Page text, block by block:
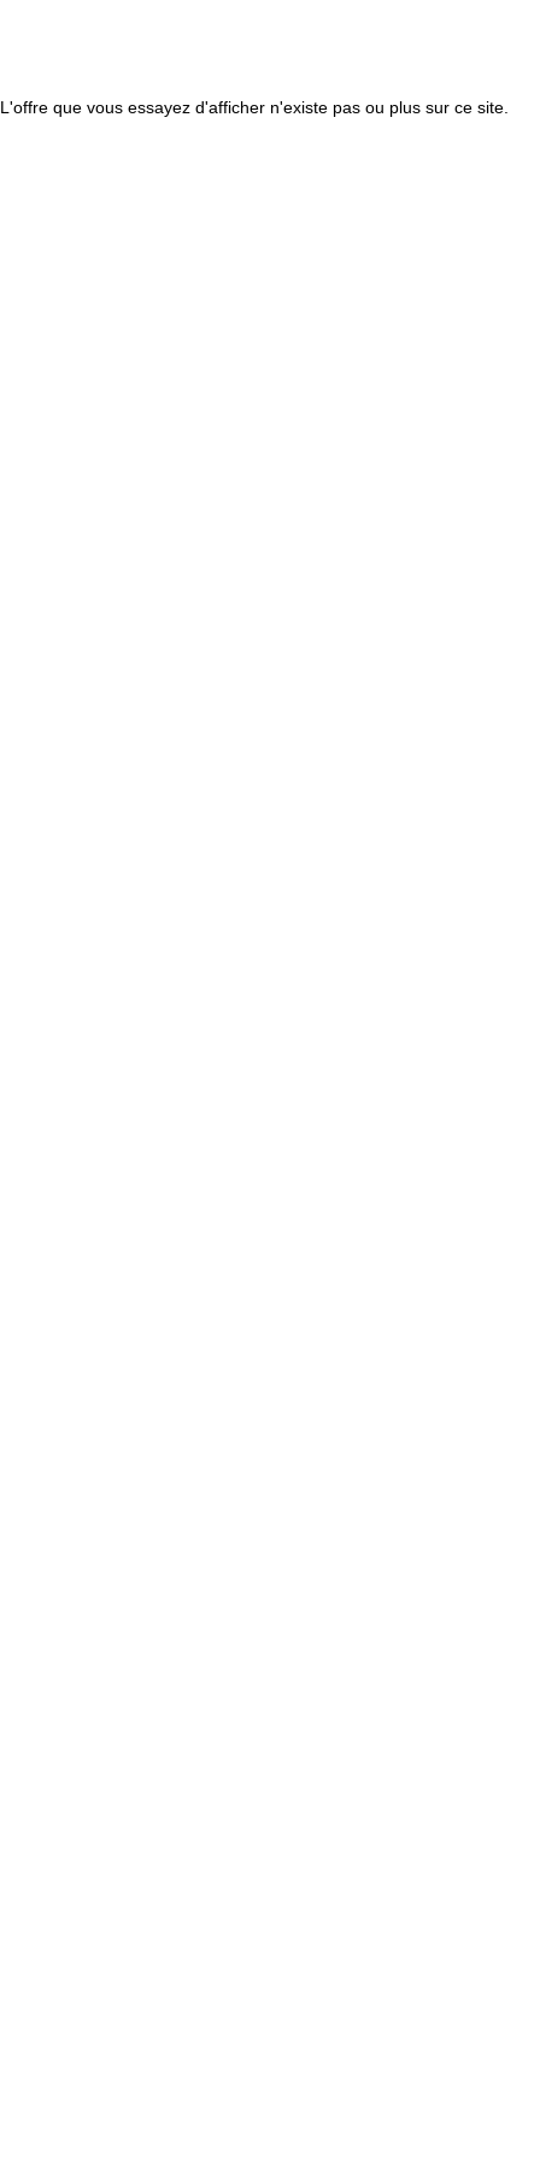
L'offre que vous essayez d'afficher n'existe pas ou plus sur ce site.